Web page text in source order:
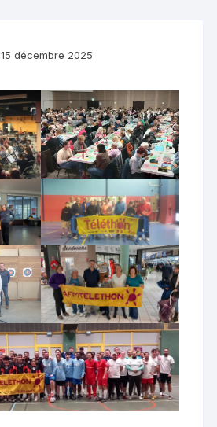
15 décembre 2025